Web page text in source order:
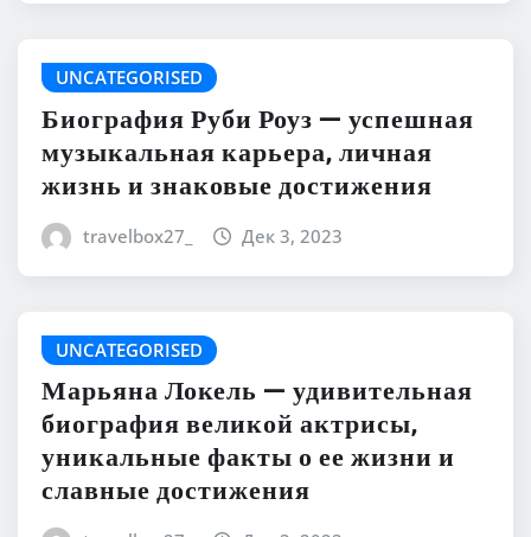
UNCATEGORISED
Биография Руби Роуз — успешная
музыкальная карьера, личная
жизнь и знаковые достижения
travelbox27_ Дек 3, 2023
UNCATEGORISED
Марьяна Локель — удивительная
биография великой актрисы,
уникальные факты о ее жизни и
славные достижения